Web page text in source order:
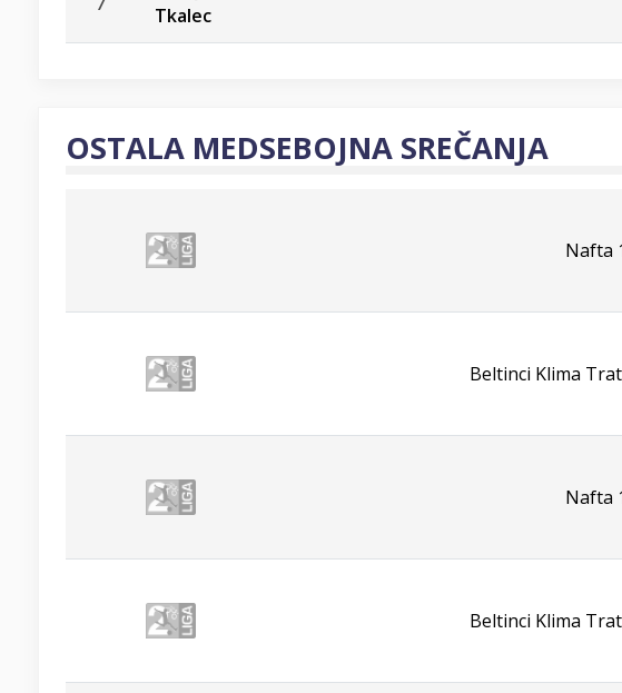
Tkalec
OSTALA MEDSEBOJNA SREČANJA
Nafta
Beltinci Klima
Nafta
Beltinci Klima